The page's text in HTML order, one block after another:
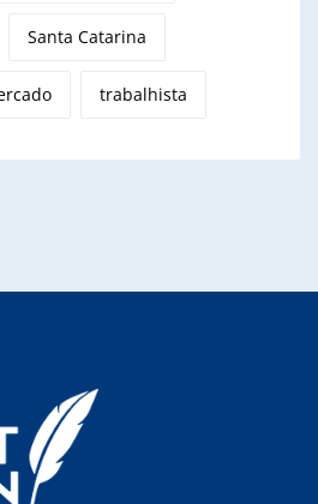
Santa Catarina
trabalhista